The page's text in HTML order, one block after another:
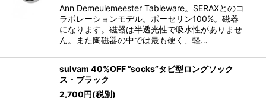
Ann Demeulemeester Tableware。SERAXとのコ
ラボレーションモデル。ポーセリン100%。磁器
になります。磁器は半透光性で吸水性がありませ
ん。また陶磁器の中では最も硬く、軽…
sulvam 40%OFF ”socks”タビ型ロングソック
ス・ブラック
2,700円(税別)